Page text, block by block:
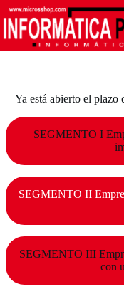
Saltar
al
contenido
Ya está abierto el
SEGMENTO I
SEGMENTO II
SEGMENTO III
con